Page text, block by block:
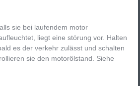
sie bei laufendem motor
liegt eine störung vor. Halten
es der verkehr zulässt und schalten
sie den motorölstand. Siehe